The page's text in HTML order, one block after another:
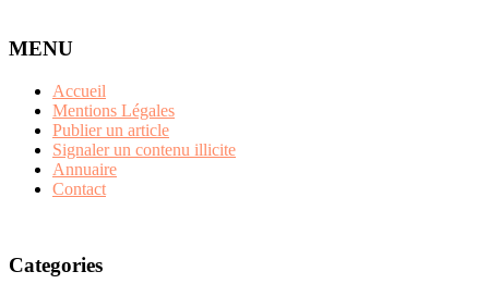
MENU
Accueil
Mentions Légales
Publier un article
Signaler un contenu illicite
Annuaire
Contact
Categories